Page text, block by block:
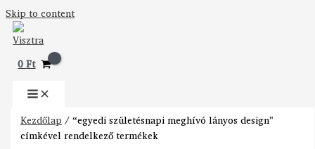
Skip to content
0Ft
Kezdőlap / “egyedi születésnapi meghívó lányos design”
címkével rendelkező termékek